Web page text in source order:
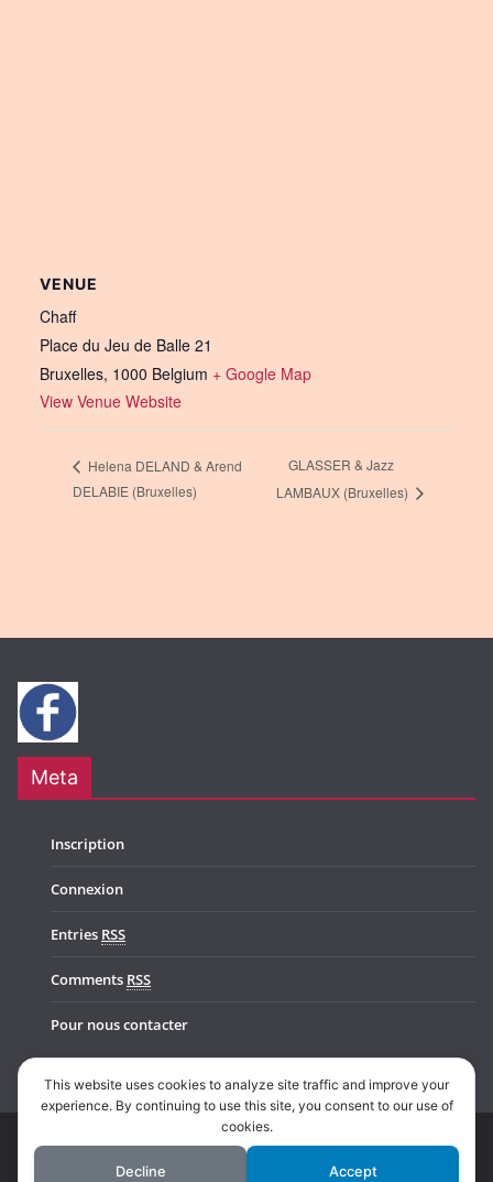
VENUE
Chaff
Place du Jeu de Balle 21
Bruxelles, 1000 Belgium + Google Map
View Venue Website
Helena DELAND & Arend
DELABIE (Bruxelles)
GLASSER & Jazz
LAMBAUX (Bruxelles)
Meta
Inscription
Connexion
Entries RSS
Comments RSS
Pour nous contacter
Copyright © 2026Music In Belgium. All rights reserved.
ColorMag Pro by ThemeGrill. Powered by
This website uses cookies to analyze site traffic and improve your
experience. By continuing to use this site, you consent to our use of
cookies.
Decline Accept